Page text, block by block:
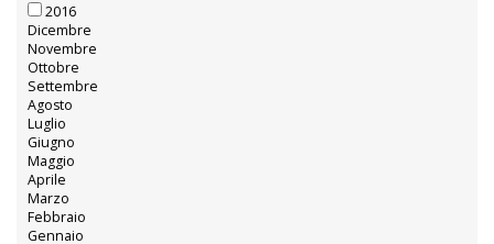
2016
Dicembre
Novembre
Ottobre
Settembre
Agosto
Luglio
Giugno
Maggio
Aprile
Marzo
Febbraio
Gennaio